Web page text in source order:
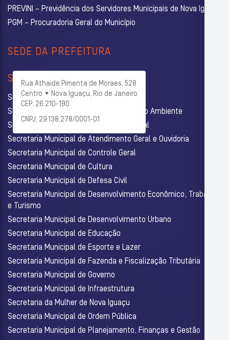
PREVINI – Previdência dos Servidores Municipais de Nova Iguaçu
PGM – Procuradoria Geral do Município
SEDE DA PREFEITURA
Rua Athaide Pimenta de Moraes, 528
Centro • Nova Iguaçu, Rio de Janeiro
CEP: 26.210-190
CNPJ: 29.138.278/0001-01
SECRETARIAS
Secretaria Municipal de Administração
Secretaria Municipal de Agricultura e Meio Ambiente
Secretaria Municipal de Assistência Social
Secretaria Municipal de Atendimento Geral e Ouvidoria
Secretaria Municipal de Controle Geral
Secretaria Municipal de Cultura
Secretaria Municipal de Defesa Civil
Secretaria Municipal de Desenvolvimento Econômico, Trabalho
e Turismo
Secretaria Municipal de Desenvolvimento Urbano
Secretaria Municipal de Educação
Secretaria Municipal de Esporte e Lazer
Secretaria Municipal de Fazenda e Fiscalização Tributária
Secretaria Municipal de Governo
Secretaria Municipal de Infraestrutura
Secretaria da Mulher de Nova Iguaçu
Secretaria Municipal de Ordem Pública
Secretaria Municipal de Planejamento, Finanças e Gestão